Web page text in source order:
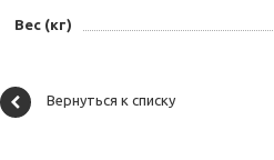
Вес (кг)
Вернуться к списку